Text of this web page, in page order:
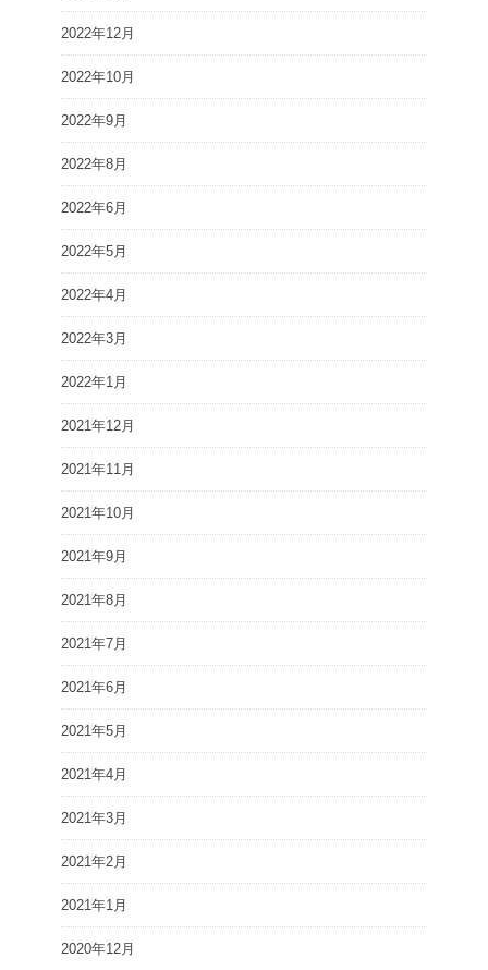
2022年12月
2022年10月
2022年9月
2022年8月
2022年6月
2022年5月
2022年4月
2022年3月
2022年1月
2021年12月
2021年11月
2021年10月
2021年9月
2021年8月
2021年7月
2021年6月
2021年5月
2021年4月
2021年3月
2021年2月
2021年1月
2020年12月